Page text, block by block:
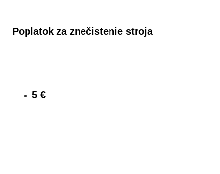
Poplatok za znečistenie stroja
5 €